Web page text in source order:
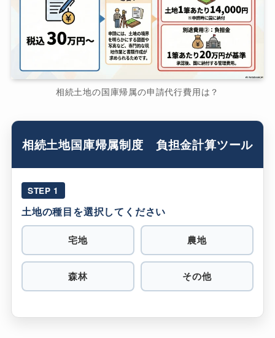
相続土地の国庫帰属の申請代行費用は？
相続土地国庫帰属制度 負担金計算ツール
STEP 1
土地の種目を選択してください
宅地 農地
森林 その他